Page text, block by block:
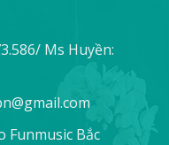
/ Ms Huyền:
Funmusic Bắc